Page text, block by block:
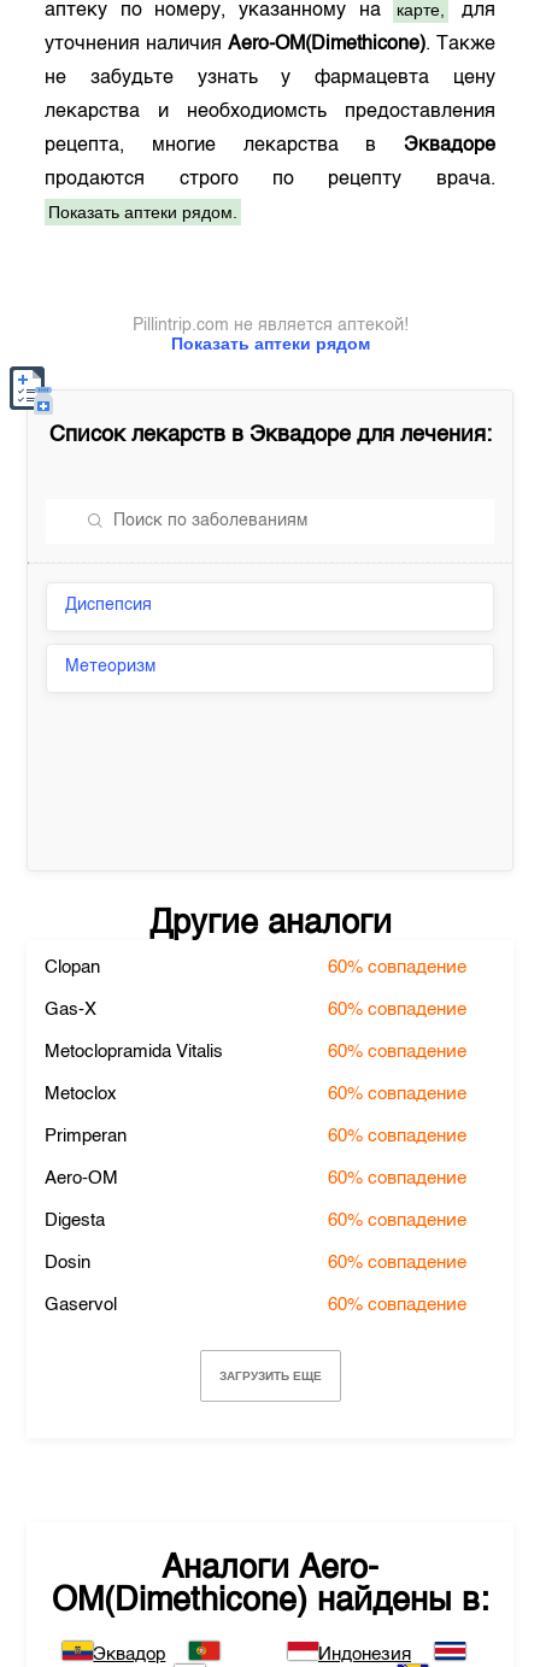
аптеку по номеру, указанному на карте,
для
уточнения наличия Aero-OM(Dimethicone). Также
не забудьте узнать у фармацевта цену
лекарства и необходиомсть предоставления
рецепта, многие лекарства в Эквадоре
продаются строго по рецепту врача.
Показать аптеки рядом.
Показать аптеки рядом
Pillintrip.com не является аптекой!
Список лекарств в Эквадоредля лечения:
Диспепсия
Метеоризм
Другие аналоги
Clopan 60% совпадение
Gas-X 60% совпадение
Metoclopramida Vitalis 60% совпадение
Metoclox 60% совпадение
Primperan 60% совпадение
Aero-OM 60% совпадение
Digesta 60% совпадение
Dosin 60% совпадение
Gaservol 60% совпадение
ЗАГРУЗИТЬ ЕЩЕ
Аналоги Aero-
OM(Dimethicone)найдены в:
Эквадор
Индонезия